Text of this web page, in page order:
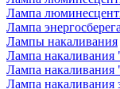
Лампа
Лампа
Лампы накаливания
Лампа накаливания
Лампа накаливания
Лампа накаливания